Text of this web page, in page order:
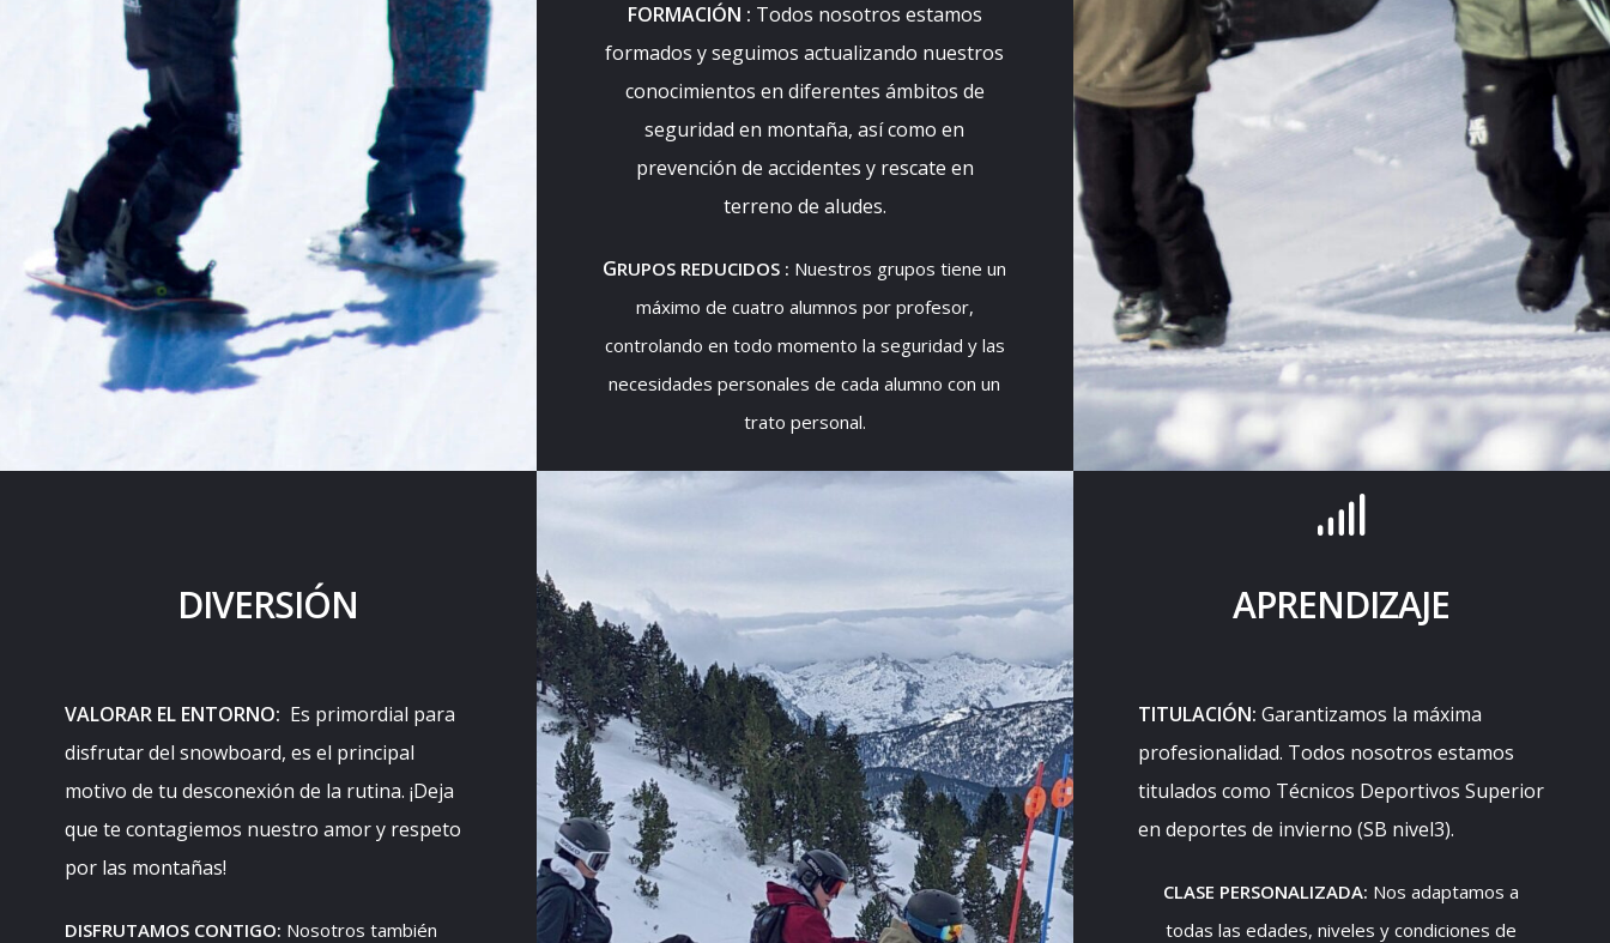
FORMACIÓN : Todos nosotros estamos
formados y seguimos actualizando nuestros
conocimientos en diferentes ámbitos de
seguridad en montaña, así como en
prevención de accidentes y rescate en
terreno de aludes.
GRUPOS REDUCIDOS : Nuestros grupos tiene un
máximo de cuatro alumnos por profesor,
controlando en todo momento la seguridad y las
necesidades personales de cada alumno con un
trato personal.
DIVERSIÓN
VALORAR EL ENTORNO: Es primordial para
disfrutar del snowboard, es el principal
motivo de tu desconexión de la rutina. ¡Deja
que te contagiemos nuestro amor y respeto
por las montañas!
DISFRUTAMOS CONTIGO: Nosotros también
APRENDIZAJE
TITULACIÓN: Garantizamos la máxima
profesionalidad. Todos nosotros estamos
titulados como Técnicos Deportivos Superior
en deportes de invierno (SB nivel3).
CLASE PERSONALIZADA: Nos adaptamos a
todas las edades, niveles y condiciones de